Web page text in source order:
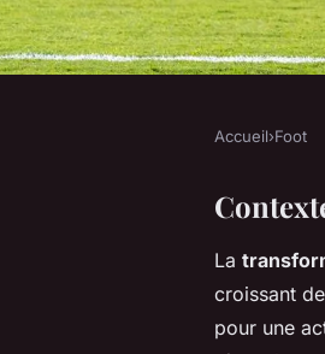
Accueil›Foot
La
croissant
pour une